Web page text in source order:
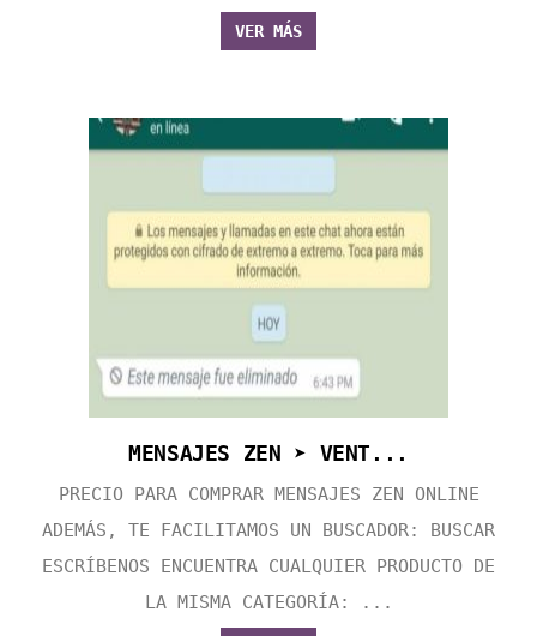
VER MÁS
MENSAJES ZEN ➤ VENT...
PRECIO PARA COMPRAR MENSAJES ZEN ONLINE
ADEMÁS, TE FACILITAMOS UN BUSCADOR: BUSCAR
ESCRÍBENOS ENCUENTRA CUALQUIER PRODUCTO DE
LA MISMA CATEGORÍA: ...